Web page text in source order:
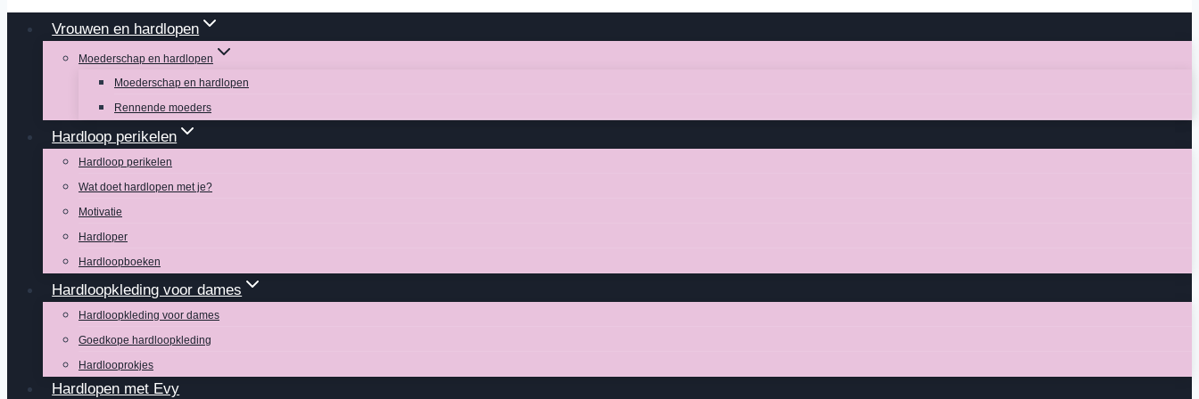
Vrouwen en hardlopen
Moederschap en hardlopen
Moederschap en hardlopen
Rennende moeders
Hardloop perikelen
Hardloop perikelen
Wat doet hardlopen met je?
Motivatie
Hardloper
Hardloopboeken
Hardloopkleding voor dames
Hardloopkleding voor dames
Goedkope hardloopkleding
Hardlooprokjes
Hardlopen met Evy